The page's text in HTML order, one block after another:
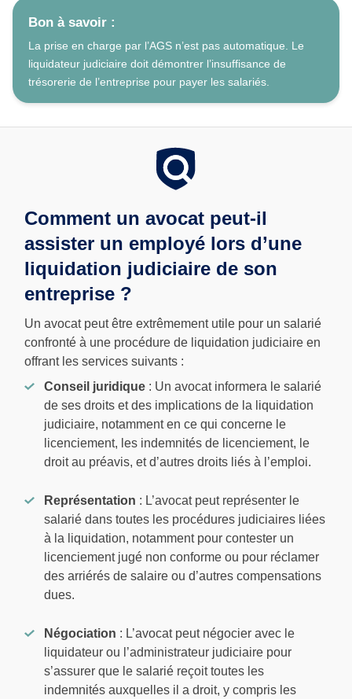
Bon à savoir :
La prise en charge par l’AGS n’est pas automatique. Le
liquidateur judiciaire doit démontrer l’insuffisance de
trésorerie de l’entreprise pour payer les salariés.
Comment un avocat peut-il
assister un employé lors d’une
liquidation judiciaire de son
entreprise ?
Un avocat peut être extrêmement utile pour un salarié
confronté à une procédure de liquidation judiciaire en
offrant les services suivants :
Conseil juridique : Un avocat informera le salarié
de ses droits et des implications de la liquidation
judiciaire, notamment en ce qui concerne le
licenciement, les indemnités de licenciement, le
droit au préavis, et d’autres droits liés à l’emploi.
Représentation : L’avocat peut représenter le
salarié dans toutes les procédures judiciaires liées
à la liquidation, notamment pour contester un
licenciement jugé non conforme ou pour réclamer
des arriérés de salaire ou d’autres compensations
dues.
Négociation : L’avocat peut négocier avec le
liquidateur ou l’administrateur judiciaire pour
s’assurer que le salarié reçoit toutes les
indemnités auxquelles il a droit, y compris les